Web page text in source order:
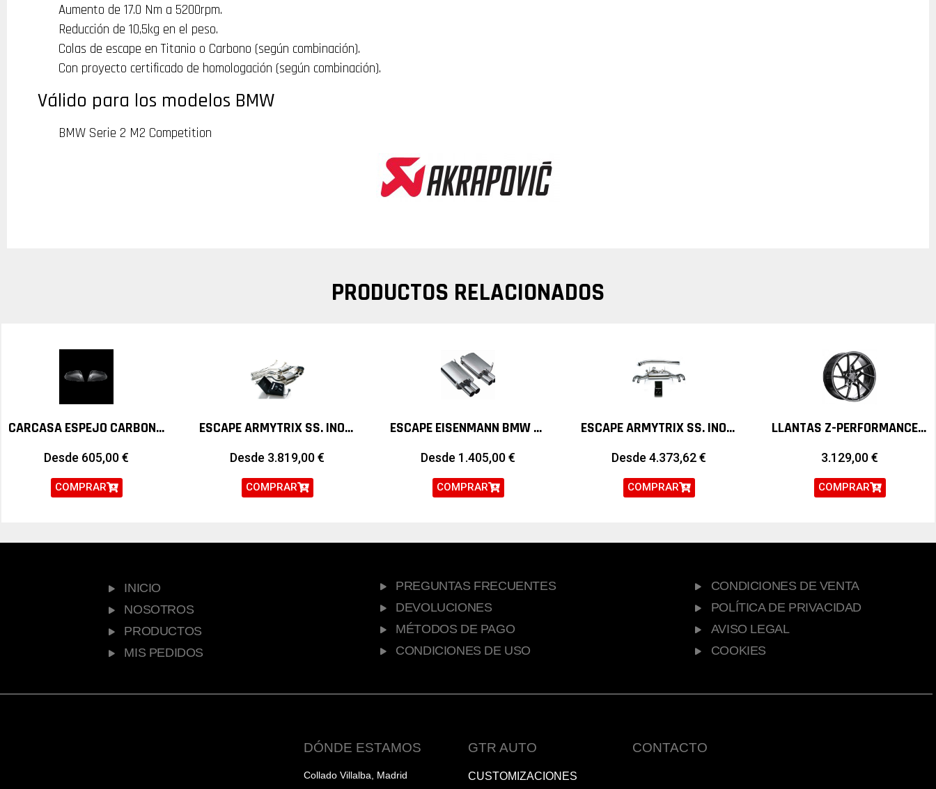
Aumento de 17.0 Nm a 5200rpm.
Reducción de 10,5kg en el peso.
Colas de escape en Titanio o Carbono (según combinación).
Con proyecto certificado de homologación (según combinación).
Válido para los modelos BMW
BMW Serie 2 M2 Competition
PRODUCTOS RELACIONADOS
CARCASA ESPEJO CARBONO AKRAPOVIC BMW M2 F87
Desde 605,00€
COMPRAR
ESCAPE ARMYTRIX SS. INOX. VALVETRONIC AUDI A4 B8
Desde 3.819,00€
COMPRAR
ESCAPE EISENMANN BMW Z3M 3.2I
Desde 1.405,00€
COMPRAR
ESCAPE ARMYTRIX SS. INOX. VALVETRONIC NISSAN GT-R R35
Desde 4.373,62€
COMPRAR
LLANTAS Z-PERFORMANCE ZP3.1 20″
3.129,00€
COMPRAR
INICIO
NOSOTROS
PRODUCTOS
MIS PEDIDOS
PREGUNTAS FRECUENTES
DEVOLUCIONES
MÉTODOS DE PAGO
CONDICIONES DE USO
CONDICIONES DE VENTA
POLÍTICA DE PRIVACIDAD
AVISO LEGAL
COOKIES
DÓNDE ESTAMOS
Collado Villalba, Madrid
GTR AUTO
CUSTOMIZACIONES
CONTACTO